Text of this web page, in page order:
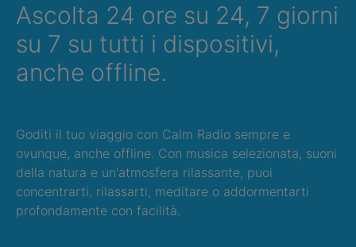
Ascolta 24 ore su 24, 7 giorni
su 7 su tutti i dispositivi,
anche offline.
Goditi il tuo viaggio con Calm Radio sempre e
ovunque, anche offline. Con musica selezionata, suoni
della natura e un'atmosfera rilassante, puoi
concentrarti, rilassarti, meditare o addormentarti
profondamente con facilità.